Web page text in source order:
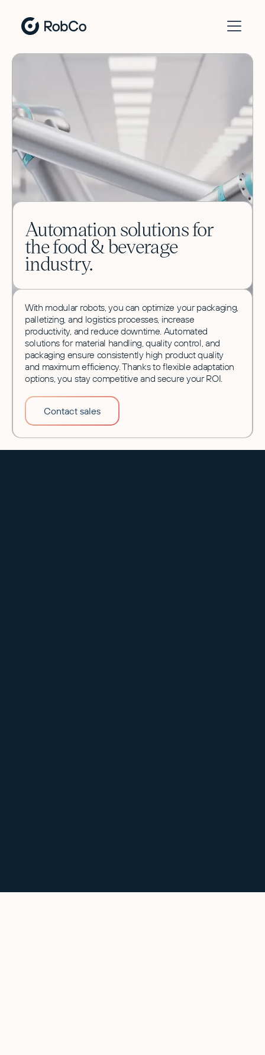
Automation solutions for
the food & beverage
industry.
With modular robots, you can optimize your packaging,
palletizing, and logistics processes, increase
productivity, and reduce downtime. Automated
solutions for material handling, quality control, and
packaging ensure consistently high product quality
and maximum efficiency. Thanks to flexible adaptation
options, you stay competitive and secure your ROI.
Contact sales